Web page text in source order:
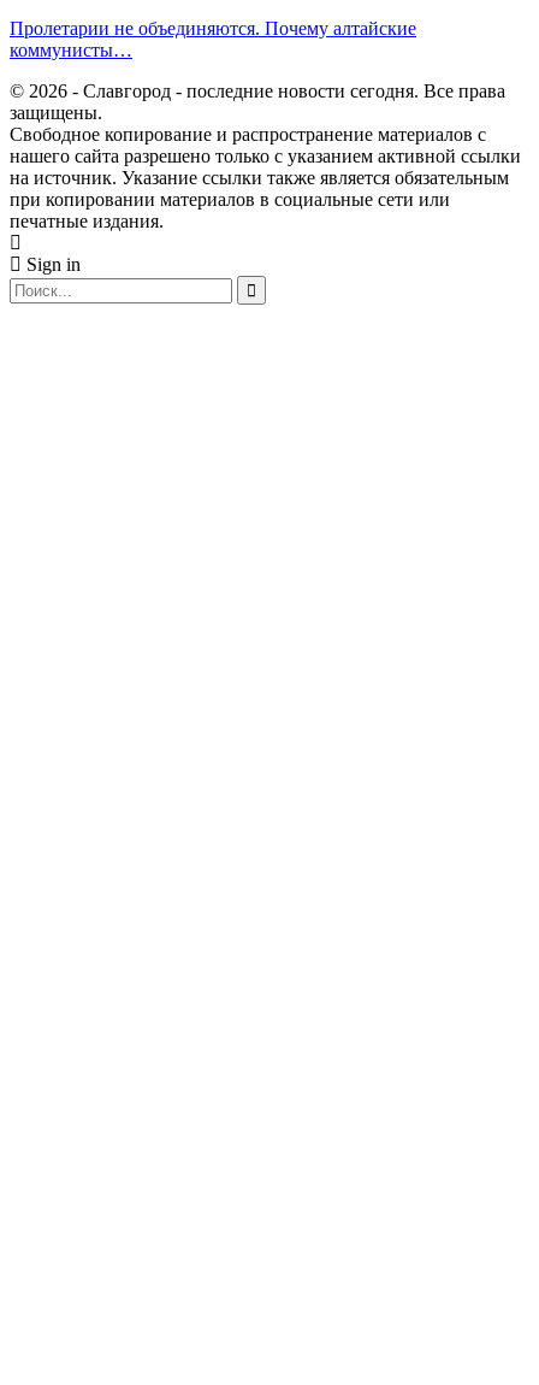
Пролетарии не объединяются. Почему алтайские
коммунисты…
© 2026 - Славгород - последние новости сегодня. Все права
защищены.
Свободное копирование и распространение материалов с
нашего сайта разрешено только с указанием активной ссылки
на источник. Указание ссылки также является обязательным
при копировании материалов в социальные сети или
печатные издания.
Sign in